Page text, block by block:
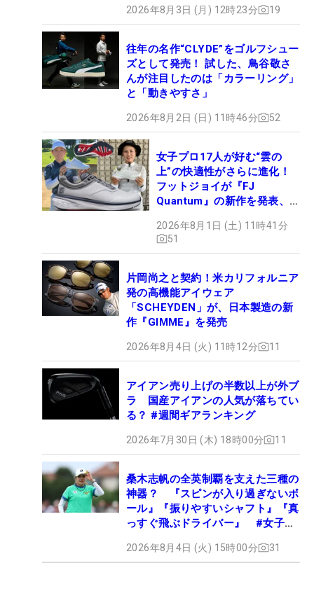
2026年8月3日 (月) 12時23分 19
往年の名作“CLYDE”をゴルフシュー
ズとして発売！ 試した、鳥谷敬さ
んが注目したのは「カラーリング」
と「動きやすさ」
2026年8月2日 (日) 11時46分 52
女子プロ17人が好む“雲の
上”の快適性がさらに進化！
フットジョイが『FJ
Quantum』の新作を発表、8
2026年8月1日 (土) 11時41分
51
片岡尚之と契約！米カリフォルニア
発の高機能アイウェア
「SCHEYDEN」が、日本製造の新
作『GIMME』を発売
2026年8月4日 (火) 11時12分 11
アイアン売り上げの半数以上が外ブ
ラ 国産アイアンの人気が落ちてい
る？ #週間ギアランキング
2026年7月30日 (木) 18時00分 11
桑木志帆の全英制覇を支えた三種の
神器？ 『スピンが入り過ぎないボ
ール』『振りやすいシャフト』『真
っすぐ飛ぶドライバー』 #女子プ
2026年8月4日 (火) 15時00分 31